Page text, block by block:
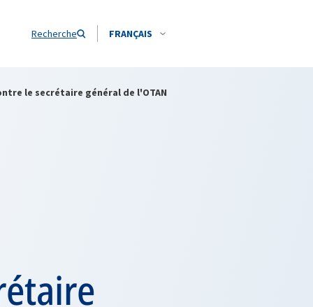
Recherche FRANÇAIS
le secrétaire général de l'OTAN